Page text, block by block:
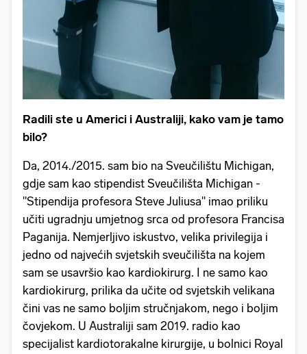
Radili ste u Americi i Australiji, kako vam je tamo
bilo?
Da, 2014./2015. sam bio na Sveučilištu Michigan,
gdje sam kao stipendist Sveučilišta Michigan -
"Stipendija profesora Steve Juliusa" imao priliku
učiti ugradnju umjetnog srca od profesora Francisa
Paganija. Nemjerljivo iskustvo, velika privilegija i
jedno od najvećih svjetskih sveučilišta na kojem
sam se usavršio kao kardiokirurg. I ne samo kao
kardiokirurg, prilika da učite od svjetskih velikana
čini vas ne samo boljim stručnjakom, nego i boljim
čovjekom. U Australiji sam 2019. radio kao
specijalist kardiotorakalne kirurgije, u bolnici Royal